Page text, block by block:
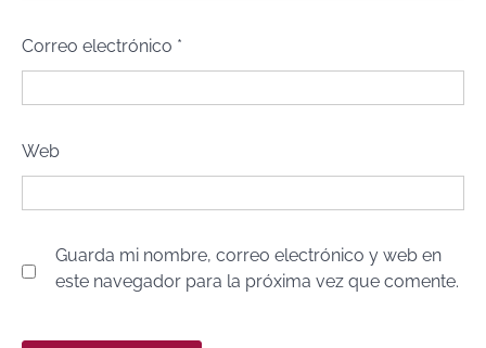
Correo electrónico *
Web
Guarda mi nombre, correo electrónico y web en
este navegador para la próxima vez que comente.